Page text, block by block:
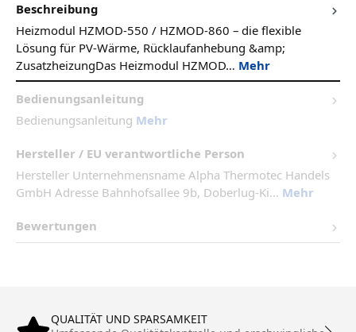
Beschreibung
Heizmodul HZMOD-550 / HZMOD-860 – die flexible
Lösung für PV-Wärme, Rücklaufanhebung &amp;
ZusatzheizungDas Heizmodul HZMOD… Mehr
Bedienungsanleitung
Bedienungsanleitung Mehr
Hersteller / EU verantwortliche Person
Hersteller Unternehmensname Alpha Thermotec Handels
GmbH Adresse Bahnhofsallee 9b, Doberlug-Ki... Mehr
Bewertungen
QUALITÄT UND SPARSAMKEIT